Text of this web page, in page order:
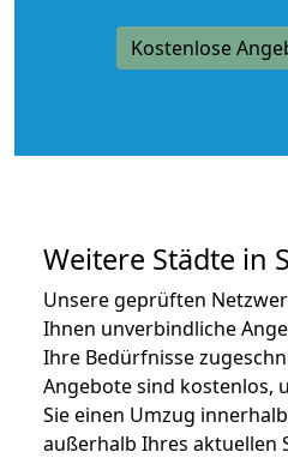
Kostenlose
Weitere Städte in
Unsere geprüften
Ihnen unverbindliche
Ihre Bedürfnisse
Angebote sind kostenlos,
Sie einen Umzug
außerhalb Ihres aktuellen